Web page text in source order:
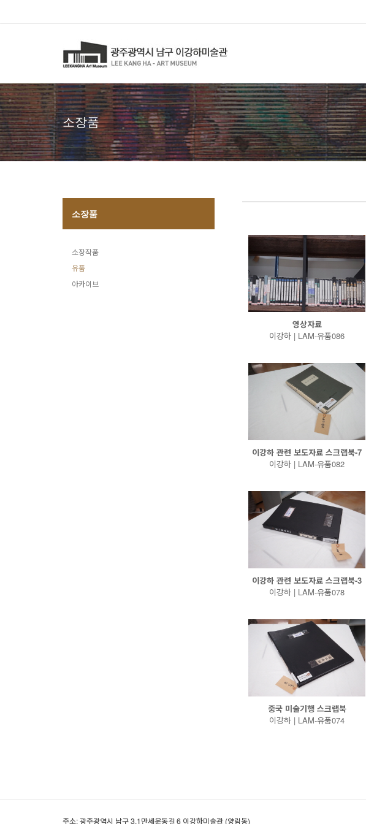
소장품
영상자료
이강하 | LAM-유품086
이강하 관련 보도자료 스크랩북-7
이강하 | LAM-유품082
이강하 관련 보도자료 스크랩북-3
이강하 | LAM-유품078
중국 미술기행 스크랩북
이강하 | LAM-유품074
소장품
소장작품
유품
아카이브
주소: 광주광역시 남구 3.1만세운동길 6 이강하미술관 (양림동)